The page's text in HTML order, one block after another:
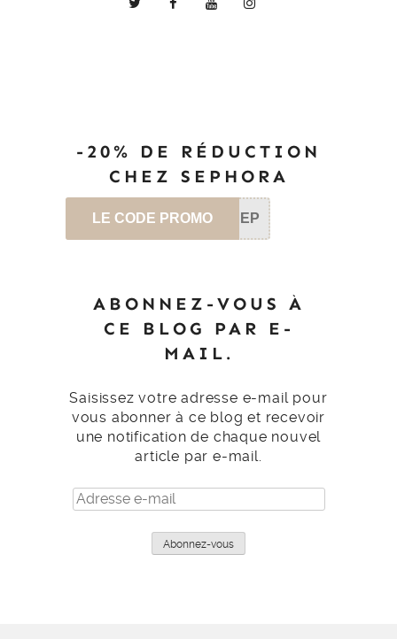
-20% DE RÉDUCTION
CHEZ SEPHORA
LE CODE PROMO SEP
ABONNEZ-VOUS À
CE BLOG PAR E-
MAIL.
Saisissez votre adresse e-mail pour
vous abonner à ce blog et recevoir
une notification de chaque nouvel
article par e-mail.
Adresse
e-
Abonnez-vous